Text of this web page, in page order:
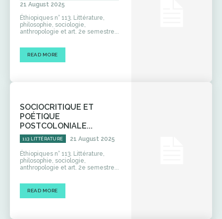
21 August 2025
Éthiopiques n° 113. Littérature,
philosophie, sociologie,
anthropologie et art. 2e semestre...
READ MORE
SOCIOCRITIQUE ET
POÉTIQUE
POSTCOLONIALE...
113 LITTÉRATURE 21 August 2025
Éthiopiques n° 113. Littérature,
philosophie, sociologie,
anthropologie et art. 2e semestre...
READ MORE